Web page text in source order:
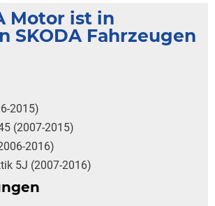
Motor ist in
SKODA Fahrzeugen
2015)
(2007-2015)
2016)
5J (2007-2016)